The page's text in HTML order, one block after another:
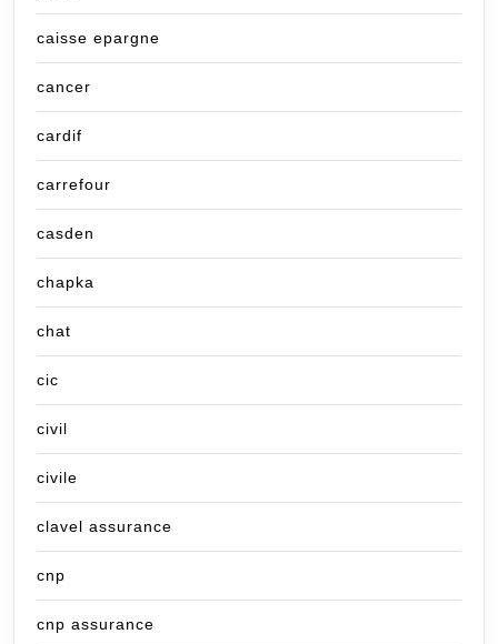
caisse epargne
cancer
cardif
carrefour
casden
chapka
chat
cic
civil
civile
clavel assurance
cnp
cnp assurance